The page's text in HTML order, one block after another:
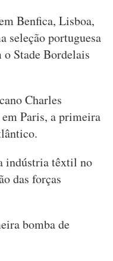
Benfica, Lisboa,
seleção portuguesa
Stade Bordelais
Charles
Paris, a primeira
indústria têxtil no
das forças
bomba de